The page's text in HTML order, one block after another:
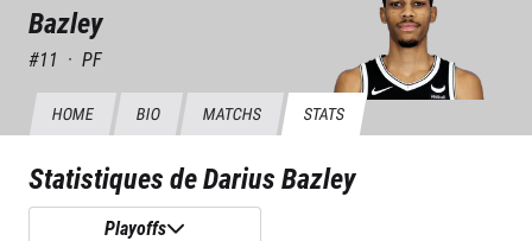
Bazley
#11 · PF
HOME BIO MATCHS STATS
Statistiques deDarius Bazley
Playoffs